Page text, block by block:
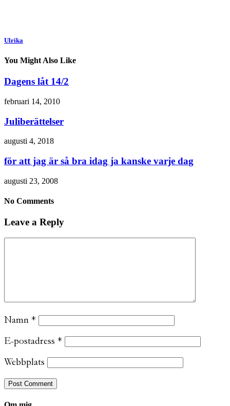
Ulrika
You Might Also Like
Dagens låt 14/2
februari 14, 2010
Juliberättelser
augusti 4, 2018
för att jag är så bra idag ja kanske varje dag
augusti 23, 2008
No Comments
Leave a Reply
Namn *
E-postadress *
Webbplats